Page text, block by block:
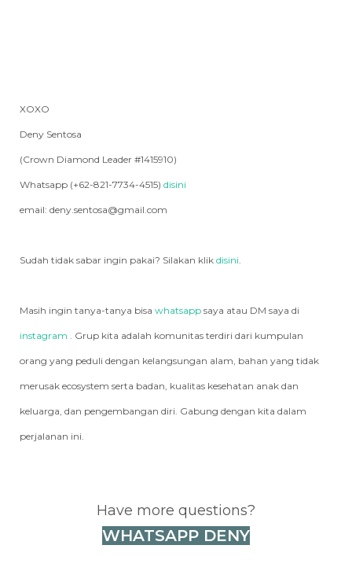
XOXO
Deny Sentosa
(Crown Diamond Leader #1415910)
Whatsapp (+62-821-7734-4515) disini
email: deny.sentosa@gmail.com
Sudah tidak sabar ingin pakai? Silakan klik disini.
Masih ingin tanya-tanya bisa whatsapp saya atau DM saya di
instagram . Grup kita adalah komunitas terdiri dari kumpulan
orang yang peduli dengan kelangsungan alam, bahan yang tidak
merusak ecosystem serta badan, kualitas kesehatan anak dan
keluarga, dan pengembangan diri. Gabung dengan kita dalam
perjalanan ini.
Have more questions?
WHATSAPP DENY